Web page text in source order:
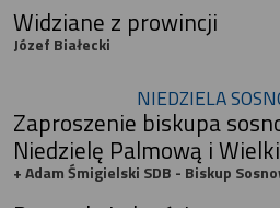
Widziane z prowincji
Józef Białecki
NIEDZIELA
Zaproszenie biskupa
Niedzielę Palmową i
+ Adam Śmigielski SDB - Biskup